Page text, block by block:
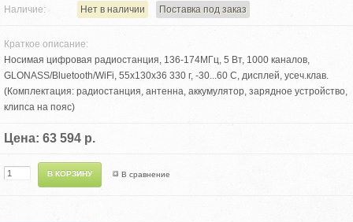
Наличие:
Нет в наличии Поставка под заказ
Краткое описание:
Носимая цифровая радиостанция, 136-174МГц, 5 Вт, 1000 каналов,
GLONASS/Bluetooth/WiFi, 55х130х36 330 г, -30...60 С, дисплей, усеч.клав.
(Комплектация: радиостанция, антенна, аккумулятор, зарядное устройство,
клипса на пояс)
Цена: 63 594 р.
В сравнение